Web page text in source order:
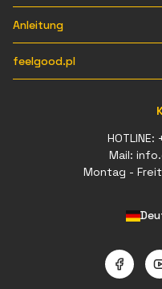
Anleitung
feelgood.pl
HOTLINE:
Mail:
Montag -